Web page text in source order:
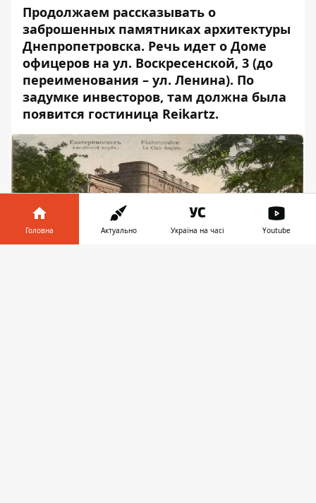
Продолжаем рассказывать о
заброшенных памятниках архитектуры
Днепропетровска. Речь идет о Доме
офицеров на ул. Воскресенской, 3 (до
переименования – ул. Ленина). По
задумке инвесторов, там должна была
появится гостиница Reikartz.
Головна Актуально Україна на часі Youtube